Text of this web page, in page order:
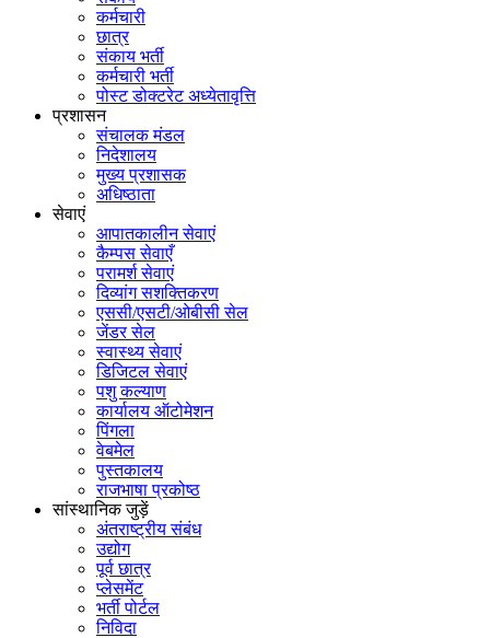
कर्मचारी
छात्र
संकाय भर्ती
कर्मचारी भर्ती
पोस्‍ट डोक्‍टरेट अध्‍येतावृत्ति
प्रशासन
संचालक मंडल
निदेशालय
मुख्य प्रशासक
अधिष्ठाता
सेवाएं
आपातकालीन सेवाएं
कैम्पस सेवाएँ
परामर्श सेवाएं
दिव्यांग सशक्तिकरण
एससी/एसटी/ओबीसी सेल
जेंडर सेल
स्वास्थ्य सेवाएं
डिजिटल सेवाएं
पशु कल्याण
कार्यालय ऑटोमेशन
पिंगला
वेबमेल
पुस्तकालय
राजभाषा प्रकोष्ठ
सांस्थानिक जुड़ें
अंतराष्ट्रीय संबंध
उद्योग
पूर्व छात्र
प्लेसमेंट
भर्ती पोर्टल
निविदा